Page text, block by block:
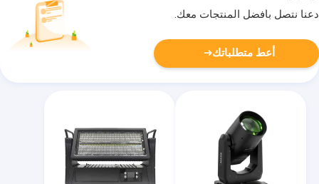
دعنا نتصل بأفضل المنتجات معك.
أعط متطلباتك